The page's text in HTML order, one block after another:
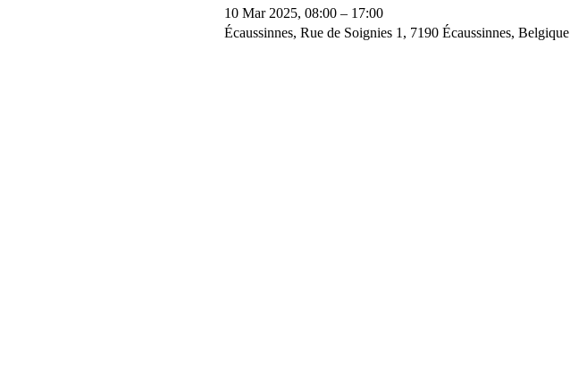
10 Mar 2025, 08:00 – 17:00
Écaussinnes, Rue de Soignies 1, 7190 Écaussinnes, Belgique